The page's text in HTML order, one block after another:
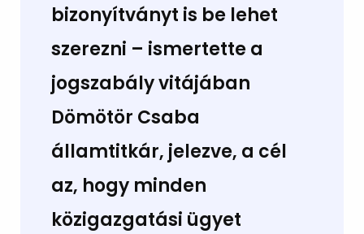
bizonyítványt is be lehet
szerezni – ismertette a
jogszabály vitájában
Dömötör Csaba
államtitkár, jelezve, a cél
az, hogy minden
közigazgatási ügyet